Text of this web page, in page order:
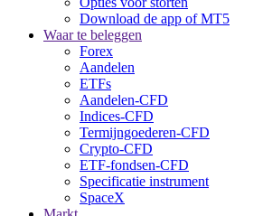
Download de app of MT5
Waar te beleggen
Forex
Aandelen
ETFs
Aandelen-CFD
Indices-CFD
Termijngoederen-CFD
Crypto-CFD
ETF-fondsen-CFD
Specificatie instrument
SpaceX